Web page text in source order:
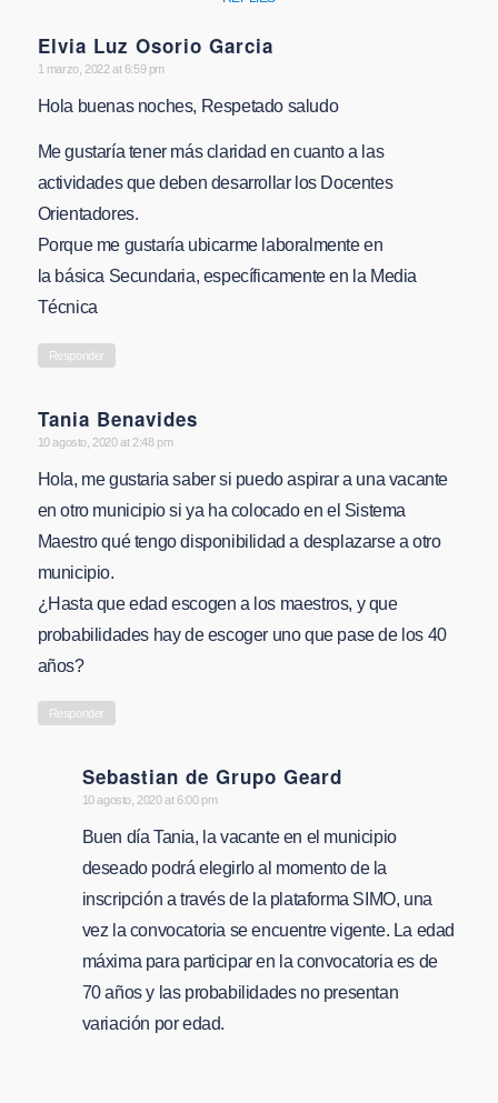
Elvia Luz Osorio Garcia
says:
1 marzo, 2022 at 6:59 pm
Hola buenas noches, Respetado saludo
Me gustaría tener más claridad en cuanto a las
actividades que deben desarrollar los Docentes
Orientadores.
Porque me gustaría ubicarme laboralmente en
la básica Secundaria, específicamente en la Media
Técnica
Responder
Tania Benavides
says:
10 agosto, 2020 at 2:48 pm
Hola, me gustaria saber si puedo aspirar a una vacante
en otro municipio si ya ha colocado en el Sistema
Maestro qué tengo disponibilidad a desplazarse a otro
municipio.
¿Hasta que edad escogen a los maestros, y que
probabilidades hay de escoger uno que pase de los 40
años?
Responder
Sebastian de Grupo Geard
says:
10 agosto, 2020 at 6:00 pm
Buen día Tania, la vacante en el municipio
deseado podrá elegirlo al momento de la
inscripción a través de la plataforma SIMO, una
vez la convocatoria se encuentre vigente. La edad
máxima para participar en la convocatoria es de
70 años y las probabilidades no presentan
variación por edad.